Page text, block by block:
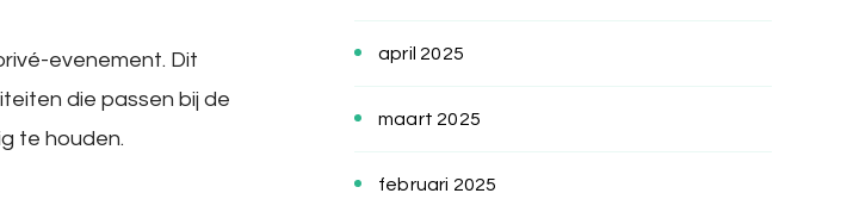
evenement. Dit
die passen bij de
te houden.
april 2025
maart 2025
februari 2025